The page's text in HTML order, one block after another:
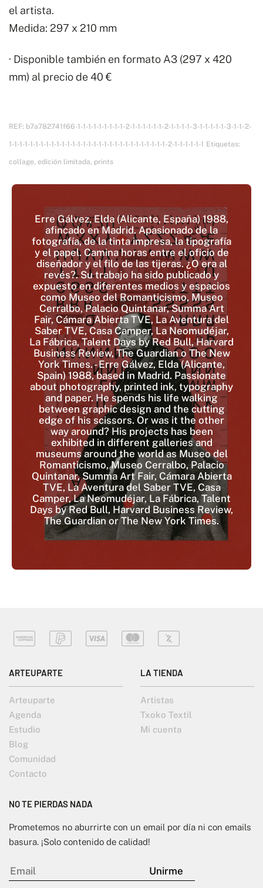
el artista.
Medida: 297 x 210 mm
· Disponible también en formato A3 (297 x 420
mm) al precio de 40 €
REF: b7a782741f66-1-1-1-1-1-1-1-1-1-2-1-1-1-1-1-1-2-1-1-1-1-3-1-1-1-1-1-3-1-1-2-
1-1-1-1-1-1-1-1-1-1-1-1-1-1-1-1-1-1-1-1-1-1-1-1-1-1-1-1-1-1-2-1-1-1-1-1-1 Etiquetas:
collage, edición limitada, prints
Erre Gálvez, Elda (Alicante, España) 1988,
afincado en Madrid. Apasionado de la
fotografía, de la tinta impresa, la tipografía
y el papel. Camina horas entre el oficio de
diseñador y el filo de las tijeras. ¿O era al
revés?. Su trabajo ha sido publicado y
expuesto en diferentes medios y espacios
como Museo del Romanticismo, Museo
Cerralbo, Palacio Quintanar, Summa Art
Fair, Cámara Abierta TVE, La Aventura del
Saber TVE, Casa Camper, La Neomudéjar,
La Fábrica, Talent Days by Red Bull, Harvard
Business Review, The Guardian o The New
York Times. - Erre Gálvez, Elda (Alicante,
Spain) 1988, based in Madrid. Passionate
about photography, printed ink, typography
and paper. He spends his life walking
between graphic design and the cutting
edge of his scissors. Or was it the other
way around? His projects has been
exhibited in different galleries and
museums around the world as Museo del
Romanticismo, Museo Cerralbo, Palacio
Quintanar, Summa Art Fair, Cámara Abierta
TVE, La Aventura del Saber TVE, Casa
Camper, La Neomudéjar, La Fábrica, Talent
Days by Red Bull, Harvard Business Review,
The Guardian or The New York Times.
ARTEUPARTE
Arteuparte
Agenda
Estudio
Blog
Comunidad
Contacto
LA TIENDA
Artistas
Txoko Textil
Mi cuenta
NO TE PIERDAS NADA
Prometemos no aburrirte con un email por día ni con emails
basura. ¡Solo contenido de calidad!